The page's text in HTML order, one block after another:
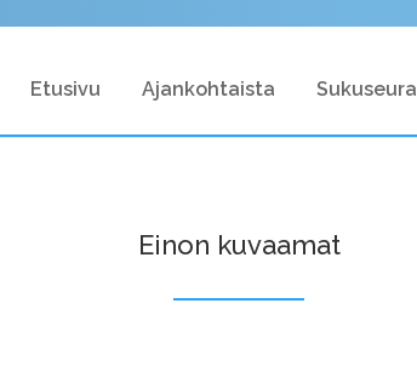
Etusivu Ajankohtaista Sukuseura
Einon kuvaamat